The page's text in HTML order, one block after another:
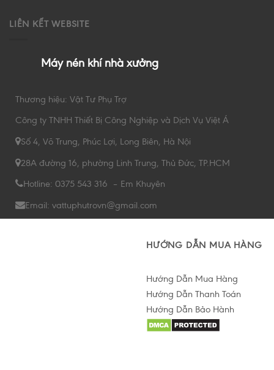
LIÊN KẾT WEBSITE
Máy nén khí nhà xưởng
Thương hiệu: Vật Tư Phụ Trợ
Công ty TNHH Thiết Bị Công Nghiệp và Dịch Vụ Việt Á
Số 4, Võ Trung, Phúc Lợi, Long Biên, Hà Nội
28A đường 16, phường Linh Trung, Thủ Đức, TP.HCM
Hotline: 0375 543 316 – Em Khuyên
Email: vattuphutrovn@gmail.com
HƯỚNG DẪN MUA HÀNG
Hướng Dẫn Mua Hàng
Hướng Dẫn Thanh Toán
Hướng Dẫn Bảo Hành